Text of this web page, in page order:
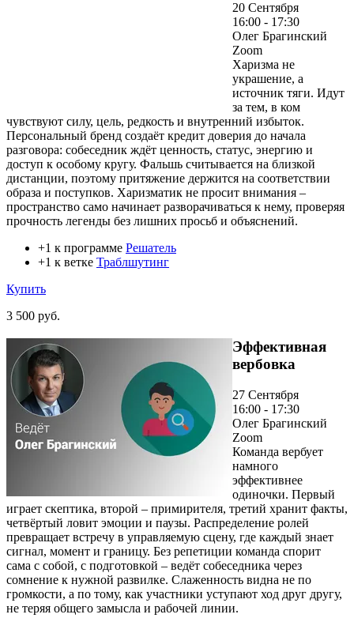
20 Сентября
16:00 - 17:30
Олег Брагинский
Zoom
Харизма не
украшение, а
источник тяги. Идут
за тем, в ком
чувствуют силу, цель, редкость и внутренний избыток.
Персональный бренд создаёт кредит доверия до начала
разговора: собеседник ждёт ценность, статус, энергию и
доступ к особому кругу. Фальшь считывается на близкой
дистанции, поэтому притяжение держится на соответствии
образа и поступков. Харизматик не просит внимания –
пространство само начинает разворачиваться к нему, проверяя
прочность легенды без лишних просьб и объяснений.
+1 к программе Решатель
+1 к ветке Траблшутинг
Купить
3 500 руб.
Эффективная
вербовка
27 Сентября
16:00 - 17:30
Олег Брагинский
Zoom
Команда вербует
намного
эффективнее
одиночки. Первый
играет скептика, второй – примирителя, третий хранит факты,
четвёртый ловит эмоции и паузы. Распределение ролей
превращает встречу в управляемую сцену, где каждый знает
сигнал, момент и границу. Без репетиции команда спорит
сама с собой, с подготовкой – ведёт собеседника через
сомнение к нужной развилке. Слаженность видна не по
громкости, а по тому, как участники уступают ход друг другу,
не теряя общего замысла и рабочей линии.